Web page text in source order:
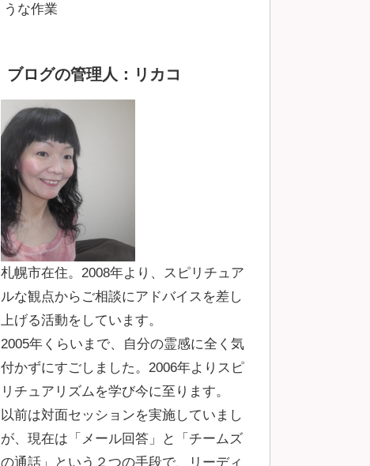
うな作業
ブログの管理人：リカコ
札幌市在住。2008年より、スピリチュア
ルな観点からご相談にアドバイスを差し
上げる活動をしています。
2005年くらいまで、自分の霊感に全く気
付かずにすごしました。2006年よりスピ
リチュアリズムを学び今に至ります。
以前は対面セッションを実施していまし
が、現在は「メール回答」と「チームズ
の通話」という２つの手段で、リーディ